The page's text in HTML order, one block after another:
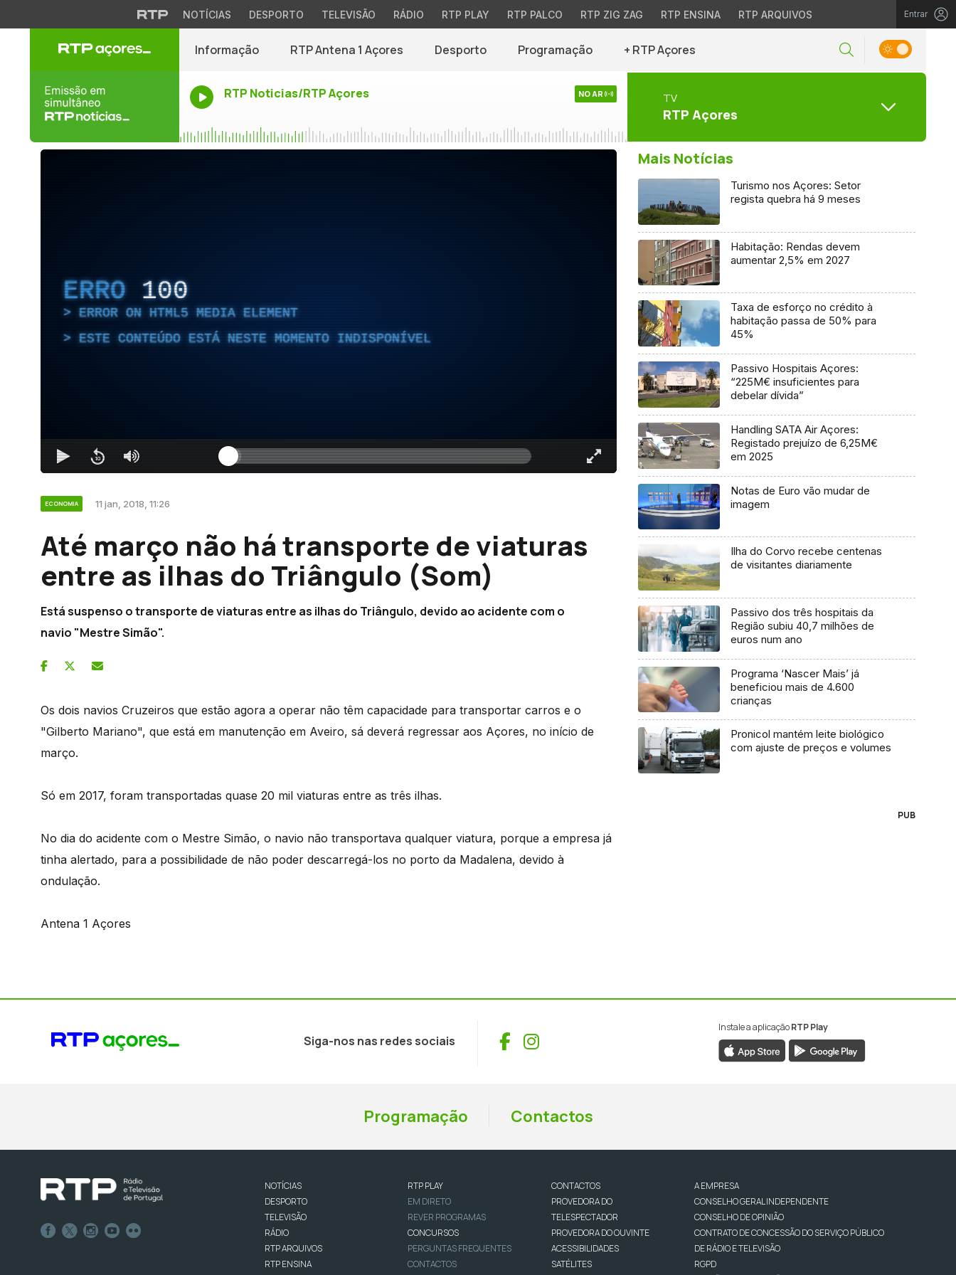
NOTÍCIAS DESPORTO TELEVISÃO RÁDIO RTP PLAY RTP PALCO RTP ZIG ZAG RTP ENSINA RTP ARQUIVOS Entrar
Informação RTP Antena 1 Açores Desporto Programação + RTP Açores
RTP Noticias/RTP Açores NO AR TV
RTP Açores
ERRO 100
ERROR ON HTML5 MEDIA ELEMENT
ESTE CONTEÚDO ESTÁ NESTE MOMENTO INDISPONÍVEL
ECONOMIA 11 jan, 2018, 11:26
Até março não há transporte de viaturas
entre as ilhas do Triângulo (Som)
Está suspenso o transporte de viaturas entre as ilhas do Triângulo, devido ao acidente com o
navio "Mestre Simão".
Os dois navios Cruzeiros que estão agora a operar não têm capacidade para transportar carros e o
"Gilberto Mariano", que está em manutenção em Aveiro, sá deverá regressar aos Açores, no início de
março.
Só em 2017, foram transportadas quase 20 mil viaturas entre as três ilhas.
No dia do acidente com o Mestre Simão, o navio não transportava qualquer viatura, porque a empresa já
tinha alertado, para a possibilidade de não poder descarregá-los no porto da Madalena, devido à
ondulação.
Antena 1 Açores
Mais Notícias
Turismo nos Açores: Setor
regista quebra há 9 meses
Habitação: Rendas devem
aumentar 2,5% em 2027
Taxa de esforço no crédito à
habitação passa de 50% para
45%
Passivo Hospitais Açores:
“225M€ insuficientes para
debelar dívida”
Handling SATA Air Açores:
Registado prejuízo de 6,25M€
em 2025
Notas de Euro vão mudar de
imagem
Ilha do Corvo recebe centenas
de visitantes diariamente
Passivo dos três hospitais da
Região subiu 40,7 milhões de
euros num ano
Programa ‘Nascer Mais’ já
beneficiou mais de 4.600
crianças
Pronicol mantém leite biológico
com ajuste de preços e volumes
PUB
Siga-nos nas redes sociais Facebook
Instagram
Instale a aplicaçãoRTP Play
Programação Contactos
NOTÍCIAS
DESPORTO
TELEVISÃO
RÁDIO
RTP ARQUIVOS
RTP ENSINA
RTP PLAY
EM DIRETO
REVER PROGRAMAS
CONCURSOS
PERGUNTAS FREQUENTES
CONTACTOS
CONTACTOS
PROVEDORA DO
TELESPECTADOR
PROVEDORA DO OUVINTE
ACESSIBILIDADES
SATÉLITES
A EMPRESA
CONSELHO GERAL INDEPENDENTE
CONSELHO DE OPINIÃO
CONTRATO DE CONCESSÃO DO SERVIÇO PÚBLICO
DE RÁDIO E TELEVISÃO
RGPD